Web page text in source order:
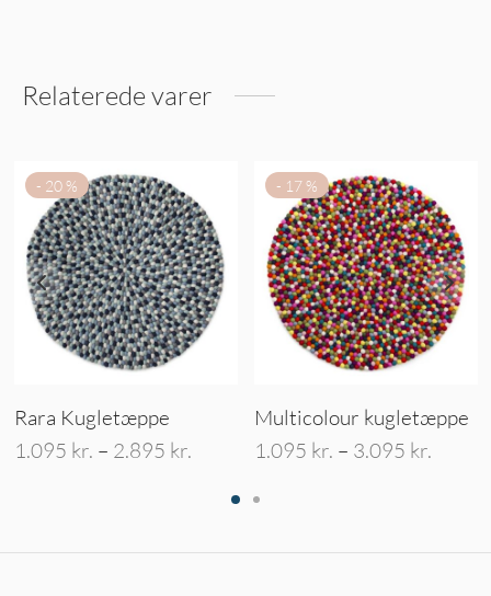
Relaterede varer
- 20%
Rara Kugletæppe
1.095 kr. – 2.895 kr. Prisinterval:
2.895 kr.
- 17%
Multicolour kugletæppe
1.095 kr. – 3.095 kr.